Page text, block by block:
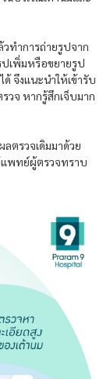
ทำการถ่ายรูปจาก
เพิ่มหรือขยายรูป
จึงแนะนำให้เข้ารับ
วจ หากรู้สึกเจ็บมาก
ตรวจเดิมมาด้วย
แพทย์ผู้ตรวจทราบ